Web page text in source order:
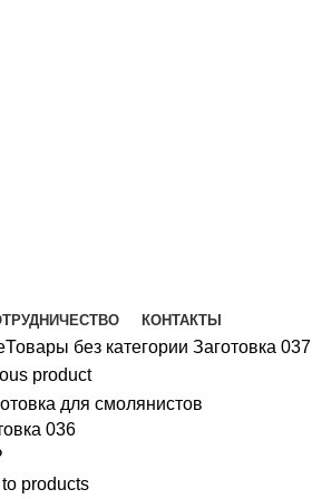
КОНТАКТЫ
Товары без категории Заготовка 037
product
036
products